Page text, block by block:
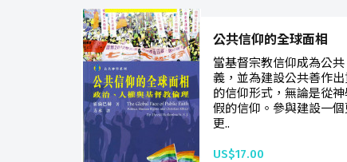
公共信仰的全球面相
當基督宗教信仰成為公
義，並為建設公共善作
的信仰形式，無論是從
假的信仰。參與建設一
更..
US$17.00